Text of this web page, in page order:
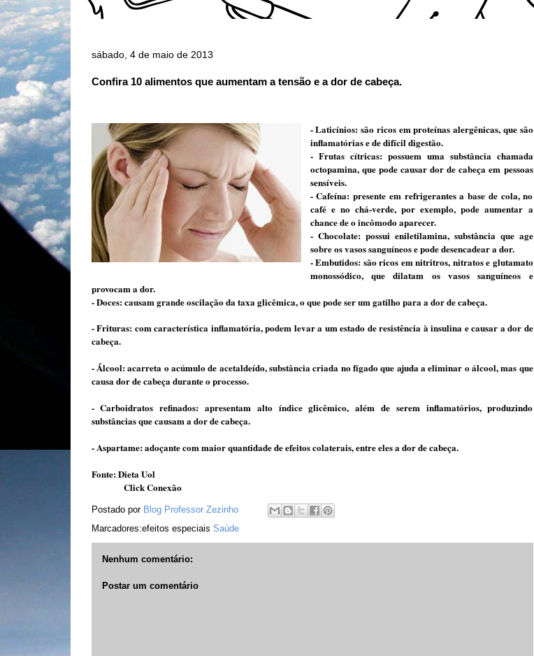
sábado, 4 de maio de 2013
Conﬁra 10 alimentos que aumentam a tensão e a dor de cabeça.
- Laticínios: são ricos em proteínas alergênicas, que são
inﬂamatórias e de difícil digestão.
- Frutas cítricas: possuem uma substância chamada
octopamina, que pode causar dor de cabeça em pessoas
sensíveis.
- Cafeína: presente em refrigerantes a base de cola, no
café e no chá-verde, por exemplo, pode aumentar a
chance de o incômodo aparecer.
- Chocolate: possui eniletilamina, substância que age
sobre os vasos sanguíneos e pode desencadear a dor.
- Embutidos: são ricos em nitritros, nitratos e glutamato
monossódico, que dilatam os vasos sanguíneos e
provocam a dor.
- Doces: causam grande oscilação da taxa glicêmica, o que pode ser um gatilho para a dor de cabeça.
- Frituras: com característica inﬂamatória, podem levar a um estado de resistência à insulina e causar a dor de
cabeça.
- Álcool: acarreta o acúmulo de acetaldeído, substância criada no fígado que ajuda a eliminar o álcool, mas que
causa dor de cabeça durante o processo.
- Carboidratos reﬁnados: apresentam alto índice glicêmico, além de serem inﬂamatórios, produzindo
substâncias que causam a dor de cabeça.
- Aspartame: adoçante com maior quantidade de efeitos colaterais, entre eles a dor de cabeça.
Fonte: Dieta Uol
Click Conexão
Postado por Blog Professor Zezinho
Marcadores:efeitos especiais Saúde
Nenhum comentário:
Postar um comentário